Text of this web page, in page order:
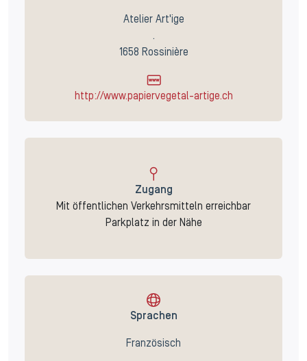
Atelier Art'ige
.
1658 Rossinière
http://www.papiervegetal-artige.ch
Zugang
Mit öffentlichen Verkehrsmitteln erreichbar
Parkplatz in der Nähe
Sprachen
Französisch